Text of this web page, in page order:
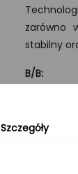
zarówno
stabilny
B/B:
Obie
Szczegóły